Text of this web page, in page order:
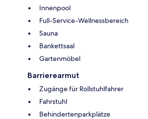
Innenpool
Full-Service-Wellnessbereich
Sauna
Bankettsaal
Gartenmöbel
Barrierearmut
Zugänge für Rollstuhlfahrer
Fahrstuhl
Behindertenparkplätze